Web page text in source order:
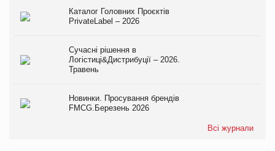
Каталог Головних Проєктів
PrivateLabel – 2026
Сучасні рішення в
Логістиці&Дистрибуції – 2026.
Травень
Новинки. Просування брендів
FMCG.Березень 2026
Всі журнали